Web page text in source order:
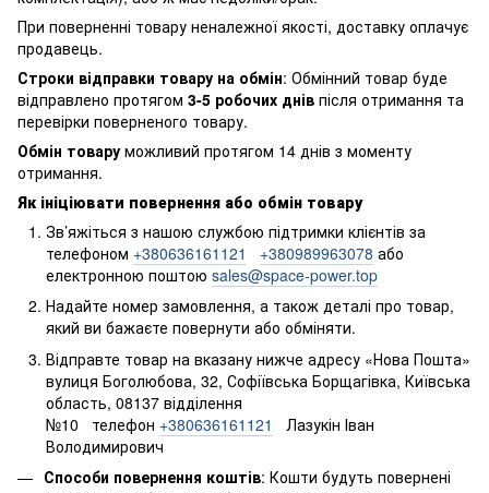
При поверненні товару неналежної якості, доставку оплачує
продавець.
Строки відправки товару на обмін: Обмінний товар буде
відправлено протягом 3-5 робочих днів після отримання та
перевірки поверненого товару.
Обмін товару можливий протягом 14 днів з моменту
отримання.
Як ініціювати повернення або обмін товару
Зв’яжіться з нашою службою підтримки клієнтів за
телефоном +380636161121 +380989963078 або
електронною поштою sales@space-power.top
Надайте номер замовлення, а також деталі про товар,
який ви бажаєте повернути або обміняти.
Відправте товар на вказану нижче адресу «Нова Пошта»
вулиця Боголюбова, 32, Софіївська Борщагівка, Київська
область, 08137 відділення
№10 телефон +380636161121
Лазукін Іван
Володимирович
Способи повернення коштів: Кошти будуть повернені